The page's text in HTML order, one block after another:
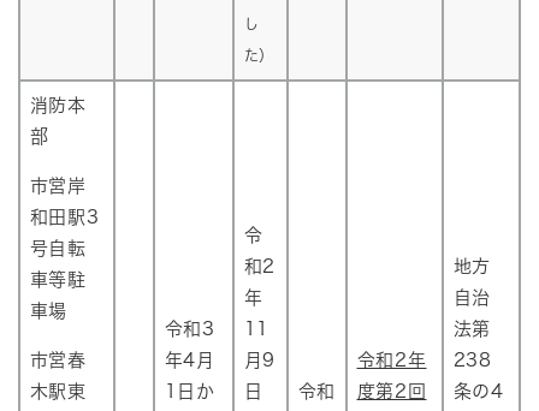
し
た）
消防本
部
市営岸
和田駅3
号自転
車等駐
車場
市営春
木駅東
令和3
年4月
1日か
令
和2
年
月9
日
令和
令和2年
度第2回
地方
自治
法第
238
条の4